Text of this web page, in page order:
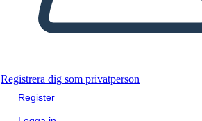
Registrera dig som privatperson
Register